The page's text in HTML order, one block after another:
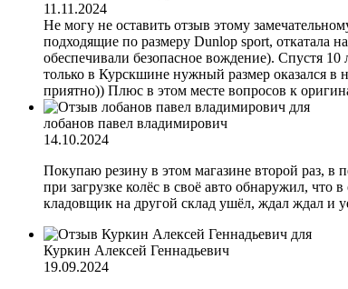
11.11.2024
Не могу не оставить отзыв этому
подходящие по размеру Dunlop sport, откатала
обеспечивали безопасное вождение). Спустя
только в Курскшине нужный размер оказался
приятно)) Плюс в этом месте вопросов к
лобанов павел владимирович
14.10.2024
Покупаю резину в этом магазине второй раз, в
при загрузке колёс в своё авто обнаружил, что
кладовщик на другой склад ушёл, ждал ждал и
Куркин Алексей Геннадьевич
19.09.2024